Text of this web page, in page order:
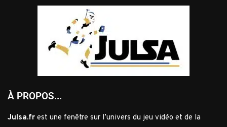
À PROPOS...
Julsa.fr est une fenêtre sur l’univers du jeu vidéo et de la